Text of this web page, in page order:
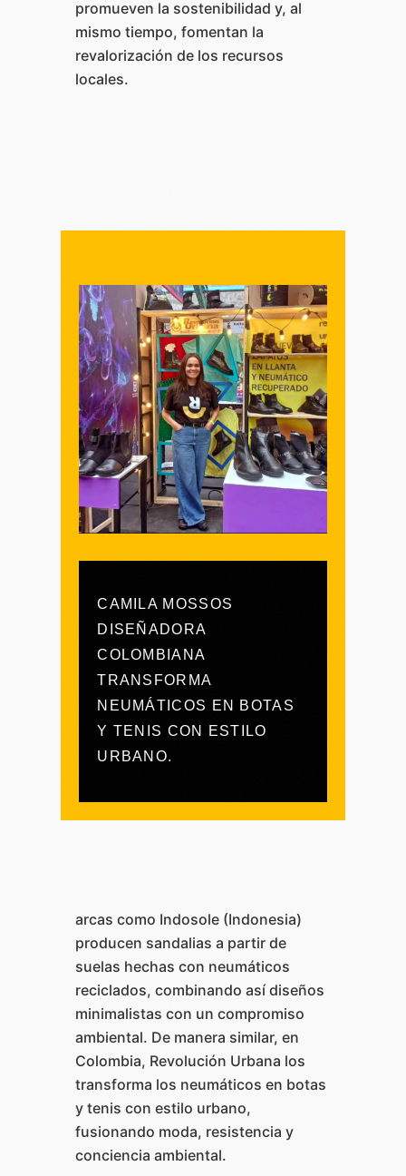
promueven la sostenibilidad y, al
mismo tiempo, fomentan la
revalorización de los recursos
locales.
CAMILA MOSSOS
DISEÑADORA
COLOMBIANA
TRANSFORMA
NEUMÁTICOS EN BOTAS
Y TENIS CON ESTILO
URBANO.
arcas como Indosole (Indonesia)
producen sandalias a partir de
suelas hechas con neumáticos
reciclados, combinando así diseños
minimalistas con un compromiso
ambiental. De manera similar, en
Colombia, Revolución Urbana los
transforma los neumáticos en botas
y tenis con estilo urbano,
fusionando moda, resistencia y
conciencia ambiental.